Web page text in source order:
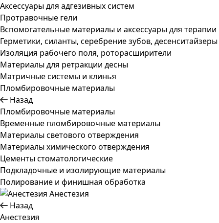
Аксессуары для адгезивных систем
Протравочные гели
Вспомогательные материалы и аксессуары для терапии
Герметики, силанты, серебрение зубов, десенситайзеры
Изоляция рабочего поля, роторасширители
Материалы для ретракции десны
Матричные системы и клинья
Пломбировочные материалы
Назад
Пломбировочные материалы
Временные пломбировочные материалы
Материалы светового отверждения
Материалы химического отверждения
Цементы стоматологические
Подкладочные и изолирующие материалы
Полирование и финишная обработка
Анестезия
Назад
Анестезия